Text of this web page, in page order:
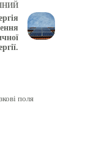
поля